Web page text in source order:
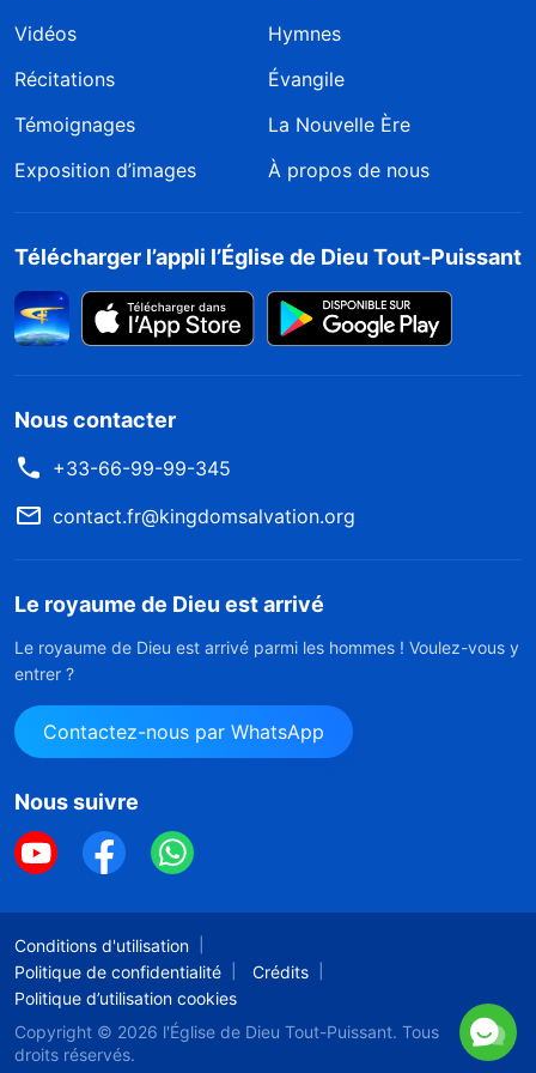
Vidéos
Hymnes
Récitations
Évangile
Témoignages
La Nouvelle Ère
Exposition d’images
À propos de nous
Télécharger l’appli l’Église de Dieu Tout-Puissant
Nous contacter
+33-66-99-99-345
contact.fr@kingdomsalvation.org
Le royaume de Dieu est arrivé
Le royaume de Dieu est arrivé parmi les hommes ! Voulez-vous y
entrer ?
Contactez-nous par WhatsApp
Nous suivre
Conditions d'utilisation
Politique de confidentialité
Crédits
Politique d’utilisation cookies
Copyright © 2026 l'Église de Dieu Tout-Puissant. Tous
droits réservés.